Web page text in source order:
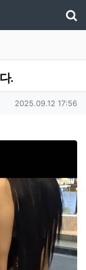
.
작성일
2025.09.12 17:56